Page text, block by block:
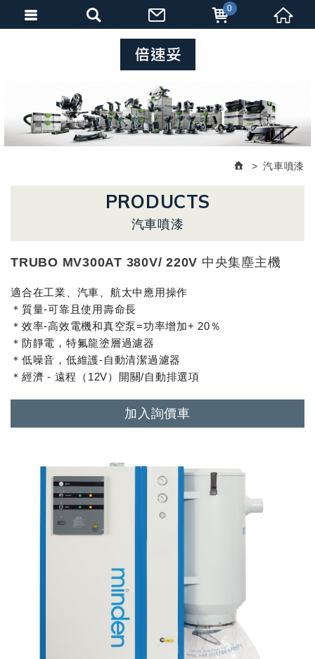
汽車噴漆
PRODUCTS
汽車噴漆
TRUBO MV300AT 380V/ 220V 中央集塵主機
適合在工業、汽車、航太中應用操作
＊質量-可靠且使用壽命長
＊效率-高效電機和真空泵=功率增加+ 20％
＊防靜電，特氟龍塗層過濾器
＊低噪音，低維護-自動清潔過濾器
＊經濟 - 遠程（12V）開關/自動排選項
加入詢價車
0